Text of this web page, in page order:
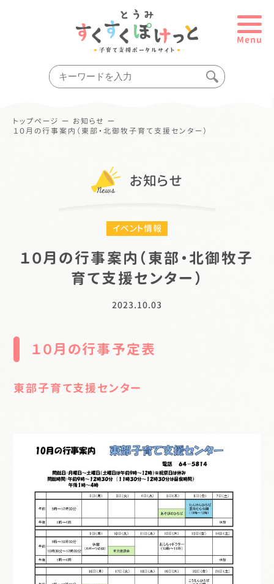
Menu
トップページ ー お知らせ ー
１０月の行事案内（東部・北御牧子育て支援センター）
お知らせ
イベント情報
１０月の行事案内（東部・北御牧子
育て支援センター）
2023.10.03
１０月の行事予定表
東部子育て支援センター